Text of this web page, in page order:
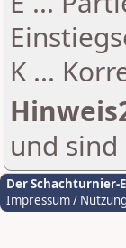
K ...
und
Der Schachturnier-
Impressum /